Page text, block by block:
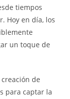
tiempos
Hoy en día, los
un toque de
de
para captar la